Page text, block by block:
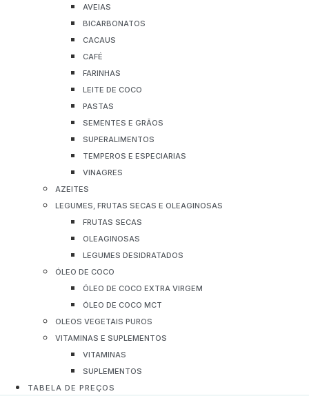
AVEIAS
BICARBONATOS
CACAUS
CAFÉ
FARINHAS
LEITE DE COCO
PASTAS
SEMENTES E GRÃOS
SUPERALIMENTOS
TEMPEROS E ESPECIARIAS
VINAGRES
AZEITES
LEGUMES, FRUTAS SECAS E OLEAGINOSAS
FRUTAS SECAS
OLEAGINOSAS
LEGUMES DESIDRATADOS
ÓLEO DE COCO
ÓLEO DE COCO EXTRA VIRGEM
ÓLEO DE COCO MCT
OLEOS VEGETAIS PUROS
VITAMINAS E SUPLEMENTOS
VITAMINAS
SUPLEMENTOS
TABELA DE PREÇOS